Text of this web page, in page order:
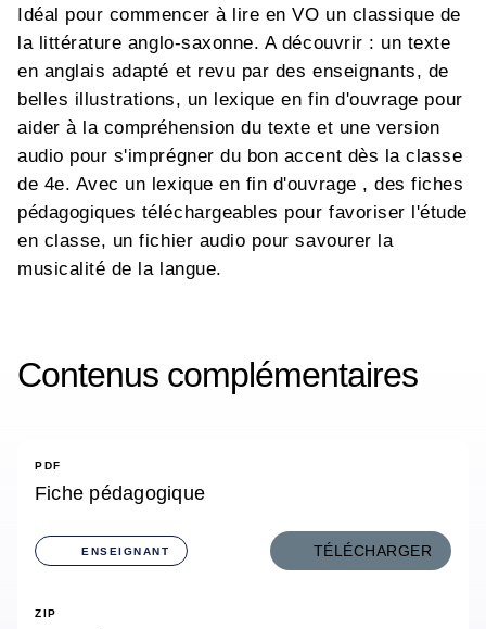
Idéal pour commencer à lire en VO un classique de
la littérature anglo-saxonne. A découvrir : un texte
en anglais adapté et revu par des enseignants, de
belles illustrations, un lexique en fin d'ouvrage pour
aider à la compréhension du texte et une version
audio pour s'imprégner du bon accent dès la classe
de 4e. Avec un lexique en fin d'ouvrage , des fiches
pédagogiques téléchargeables pour favoriser l'étude
en classe, un fichier audio pour savourer la
musicalité de la langue.
Contenus complémentaires
PDF
Fiche pédagogique
ENSEIGNANT TÉLÉCHARGER
ZIP